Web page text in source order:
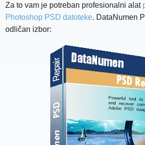
Za to vam je potreban profesionalni alat
Photoshop PSD datoteke. DataNumen
odličan izbor: